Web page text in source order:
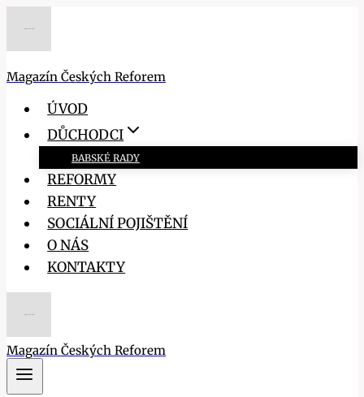
Magazín Českých Reforem
ÚVOD
DŮCHODCI
BABSKÉ RADY
REFORMY
RENTY
SOCIÁLNÍ POJIŠTĚNÍ
O NÁS
KONTAKTY
Magazín Českých Reforem